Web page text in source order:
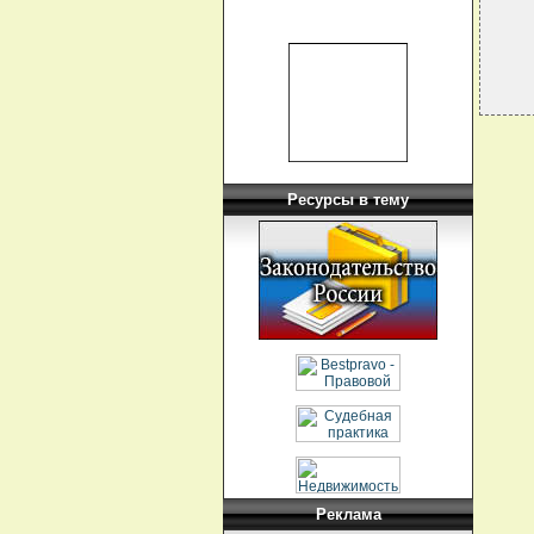
Ресурсы в тему
Реклама